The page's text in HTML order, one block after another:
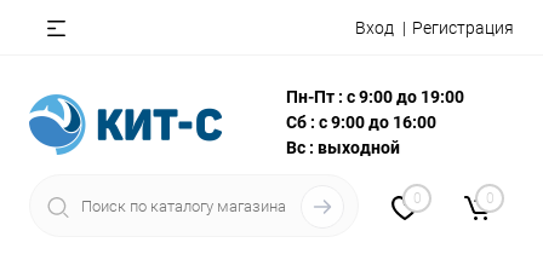
Вход Регистрация
Пн-Пт : с 9:00 до 19:00
Сб : с 9:00 до 16:00
Вс : выходной
0 0